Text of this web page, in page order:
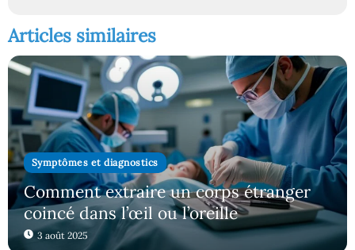
Articles similaires
Symptômes et diagnostics
Comment extraire un corps étranger
coincé dans l’œil ou l’oreille
3 août 2025